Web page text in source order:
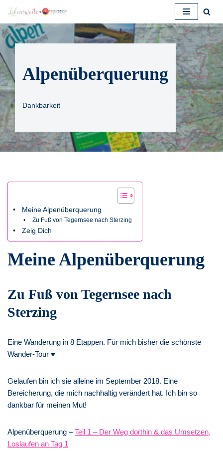
Zum
Inhalt
springen
Alpenüberquerung
Dankbarkeit
Meine Alpenüberquerung
Zu Fuß von Tegernsee nach Sterzing
Zeig Dich
Meine Alpenüberquerung
Zu Fuß von Tegernsee nach
Sterzing
Eine Wanderung in 8 Etappen. Für mich bisher die schönste
Wander-Tour ♥
Gelaufen bin ich sie alleine im September 2018. Eine
Bereicherung, die mich nachhaltig verändert hat. Ich bin so
dankbar für meinen Mut!
Alpenüberquerung –Teil 1 – Der Weg dorthin & das Umsetzen,
Loslaufen an Tag 1